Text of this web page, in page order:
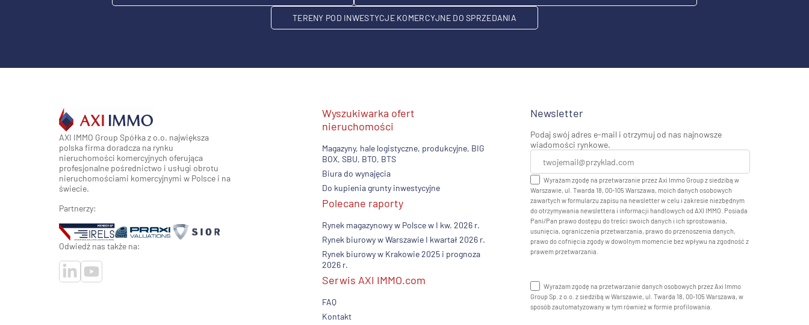
TERENY POD INWESTYCJE KOMERCYJNE DO SPRZEDANIA
AXI IMMO Group Spółka z o.o. największa
polska firma doradcza na rynku
nieruchomości komercyjnych oferująca
profesjonalne pośrednictwo i usługi obrotu
nieruchomościami komercyjnymi w Polsce i na
świecie.
Partnerzy:
Odwiedź nas także na:
Wyszukiwarka ofert
nieruchomości
Magazyny, hale logistyczne, produkcyjne, BIG
BOX, SBU, BTO, BTS
Biura do wynajęcia
Do kupienia grunty inwestycyjne
Polecane raporty
Rynek magazynowy w Polsce w I kw. 2026 r.
Rynek biurowy w Warszawie I kwartał 2026 r.
Rynek biurowy w Krakowie 2025 i prognoza
2026 r.
Serwis AXI IMMO.com
FAQ
Kontakt
Newsletter
Podaj swój adres e-mail i otrzymuj od nas najnowsze
wiadomości rynkowe.
Wyrażam zgodę na przetwarzanie przez Axi Immo Group z siedzibą w
Warszawie, ul. Twarda 18, 00-105 Warszawa, moich danych osobowych
zawartych w formularzu zapisu na newsletter w celu i zakresie niezbędnym
do otrzymywania newslettera i informacji handlowych od AXI IMMO. Posiada
Pani/Pan prawo dostępu do treści swoich danych i ich sprostowania,
usunięcia, ograniczenia przetwarzania, prawo do przenoszenia danych,
prawo do cofnięcia zgody w dowolnym momencie bez wpływu na zgodność z
prawem przetwarzania.
Wyrażam zgodę na przetwarzanie danych osobowych przez Axi Immo
Group Sp. z o.o. z siedzibą w Warszawie, ul. Twarda 18, 00-105 Warszawa, w
sposób zautomatyzowany w tym również w formie profilowania.